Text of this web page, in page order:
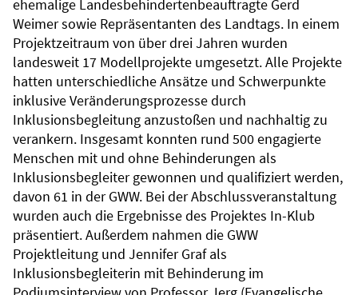
ehemalige Landesbehindertenbeauftragte Gerd
Weimer sowie Repräsentanten des Landtags. In einem
Projektzeitraum von über drei Jahren wurden
landesweit 17 Modellprojekte umgesetzt. Alle Projekte
hatten unterschiedliche Ansätze und Schwerpunkte
inklusive Veränderungsprozesse durch
Inklusionsbegleitung anzustoßen und nachhaltig zu
verankern. Insgesamt konnten rund 500 engagierte
Menschen mit und ohne Behinderungen als
Inklusionsbegleiter gewonnen und qualifiziert werden,
davon 61 in der GWW. Bei der Abschlussveranstaltung
wurden auch die Ergebnisse des Projektes In-Klub
präsentiert. Außerdem nahmen die GWW
Projektleitung und Jennifer Graf als
Inklusionsbegleiterin mit Behinderung im